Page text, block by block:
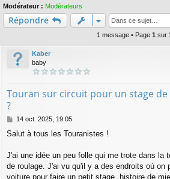
de
Modérateur : Modérateurs
Répondre
1 message • Page 1 sur
Kaber
baby
Touran sur circuit pour un stage de
?
M
s
a
g
e
14 oct. 2025, 19:05
Salut à tous les Touranistes !
J'ai une idée un peu folle qui me trote dans la
de roulage. J'ai vu qu'il y a des endroits où on
voiture pour faire un petit stage, histoire de